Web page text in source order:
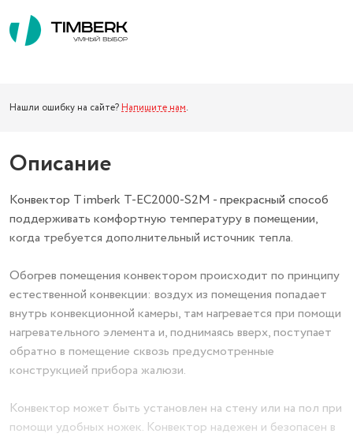
Нашли ошибку на сайте? Напишите нам.
Описание
Конвектор Timberk T-EC2000-S2M - прекрасный способ
поддерживать комфортную температуру в помещении,
когда требуется дополнительный источник тепла.
Обогрев помещения конвектором происходит по принципу
естественной конвекции: воздух из помещения попадает
внутрь конвекционной камеры, там нагревается при помощи
нагревательного элемента и, поднимаясь вверх, поступает
обратно в помещение сквозь предусмотренные
конструкцией прибора жалюзи.
Конвектор может быть установлен на стену или на пол при
помощи удобных ножек. Конвектор надежен и безопасен в